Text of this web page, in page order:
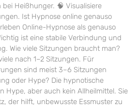
Heißhunger. 🧠 Visualisiere
Ist Hypnose online genauso
Online-Hypnose als genauso
ist eine stabile Verbindung und
Wie viele Sitzungen braucht man?
nach 1–2 Sitzungen. Für
sind meist 3–6 Sitzungen
oder Hype? Die hypnotische
Hype, aber auch kein Allheilmittel. Sie
der hilft, unbewusste Essmuster zu